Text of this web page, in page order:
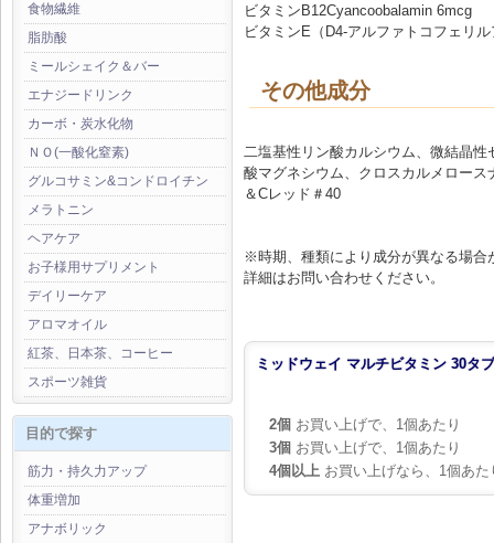
食物繊維
脂肪酸
ミールシェイク＆バー
エナジードリンク
カーボ・炭水化物
ＮＯ(一酸化窒素)
グルコサミン&コンドロイチン
メラトニン
ヘアケア
お子様用サプリメント
デイリーケア
アロマオイル
紅茶、日本茶、コーヒー
スポーツ雑貨
目的で探す
筋力・持久力アップ
体重増加
アナボリック
ビタミンB12Cyancoobalamin 6mcg
ビタミンE（D4-アルファトコフェリ
その他成分
二塩基性リン酸カルシウム、微結晶
酸マグネシウム、クロスカルメロー
＆Cレッド＃40
※時期、種類により成分が異なる場合
詳細はお問い合わせください。
ミッドウェイ マルチビタミン 30タ
2個 お買い上げで、1個あたり
3個 お買い上げで、1個あたり
4個以上 お買い上げなら、1個あた